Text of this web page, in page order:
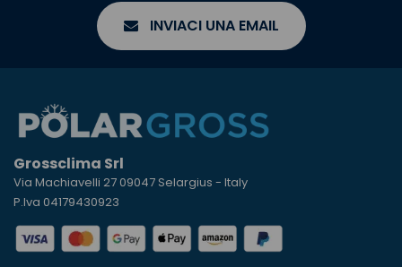
INVIACI UNA EMAIL
Grossclima Srl
Via Machiavelli 27 09047 Selargius - Italy
P.Iva 04179430923